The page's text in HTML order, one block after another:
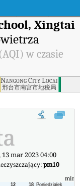
Xingtai
w czasie
Bank Community,
Nangong City Local
邢台市南宫市地税局
Nangong First
mar 2023 04:00
pm10
min